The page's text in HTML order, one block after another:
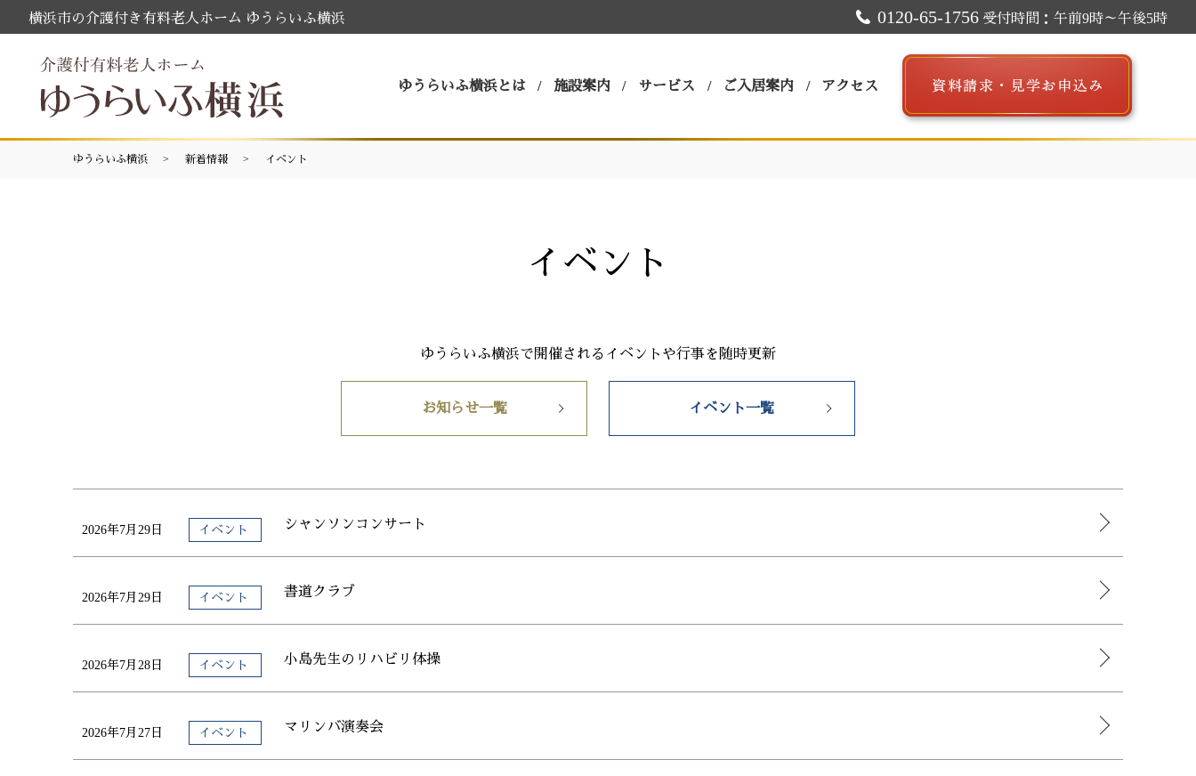
横浜市の介護付き有料老人ホーム ゆうらいふ横浜 0120-65-1756 受付時間：午前9時～午後5時
ゆうらいふ横浜とは 施設案内 サービス ご入居案内 アクセス
ゆうらいふ横浜 新着情報 イベント
イベント
ゆうらいふ横浜で開催されるイベントや行事を随時更新
お知らせ一覧 イベント一覧
2026年7月29日 イベント シャンソンコンサート
2026年7月29日 イベント 書道クラブ
2026年7月28日 イベント 小島先生のリハビリ体操
2026年7月27日 イベント マリンバ演奏会